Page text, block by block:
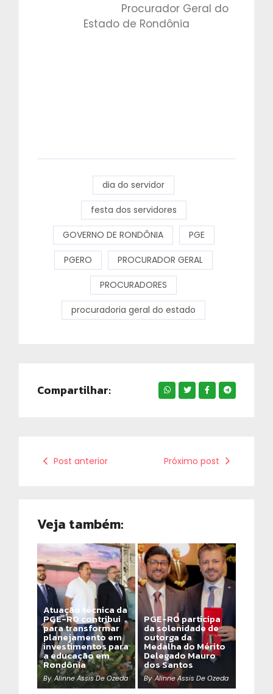
Procurador Geral do
Estado de Rondônia
dia do servidor
festa dos servidores
GOVERNO DE RONDÔNIA PGE
PGERO PROCURADOR GERAL
PROCURADORES
procuradoria geral do estado
Compartilhar:
Post anterior Próximo post
Veja também:
Atuação técnica da
PGE-RO contribui
para transformar
planejamento em
investimentos para
a educação em
Rondônia
By Alinne Assis De Ozeda
PGE-RO participa
da solenidade de
outorga da
Medalha do Mérito
Delegado Mauro
dos Santos
By Alinne Assis De Ozeda